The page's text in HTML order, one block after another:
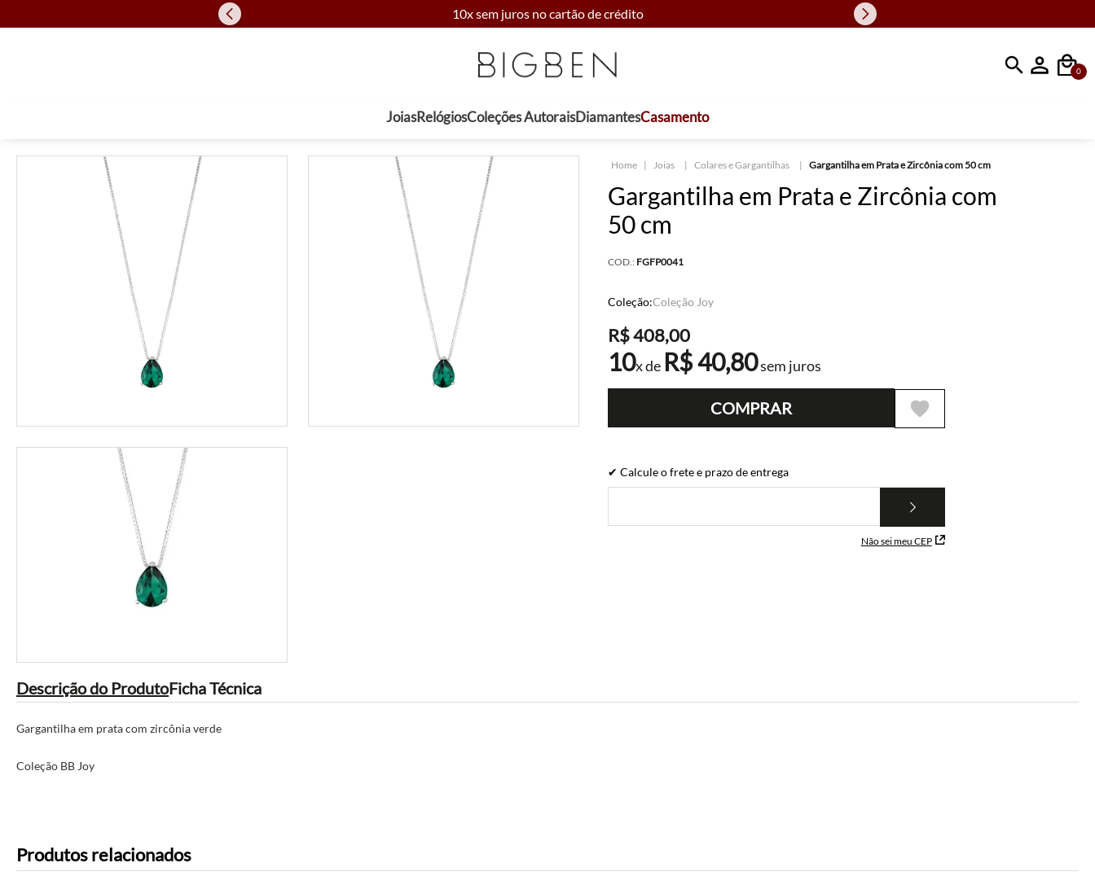
10x sem juros no cartão de crédito
Faça sua busca
0
JoiasRelógiosColeções AutoraisDiamantesCasamento
Joias Colares e Gargantilhas Gargantilha em Prata e Zircônia com 50 cm
Gargantilha em Prata e Zircônia com
50 cm
COD.: FGFP0041
Coleção:Coleção Joy
R$408,00
10x de R$40,80sem juros
COMPRAR
✔ Calcule o frete e prazo de entrega
Não sei meu CEP
Descrição do ProdutoFicha Técnica
Gargantilha em prata com zircônia verde
Coleção BB Joy
Produtos relacionados